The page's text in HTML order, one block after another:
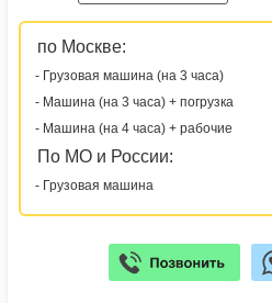
по Москве:
- Грузовая машина (на 3 часа)
- Машина (на 3 часа) + погрузка
- Машина (на 4 часа) + рабочие
По МО и России:
- Грузовая машина